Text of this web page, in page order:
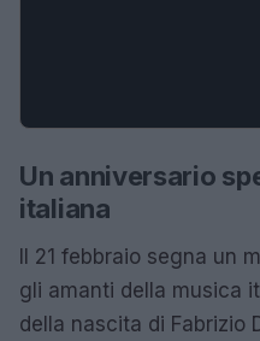
Un anniversario
italiana
Il 21 febbraio segna un
gli amanti della musica
della nascita di Fabrizio